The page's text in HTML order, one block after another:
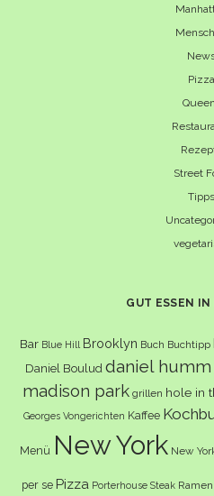
Pizza
Street
Tipps
GUT ESSEN IN
Bar Blue Hill Brooklyn Buch Buchtipp
Daniel Boulud daniel humm
madison park grillen hole in
Georges Vongerichten Kaffee
Menü New York New
per se Pizza Porterhouse Steak Ramen